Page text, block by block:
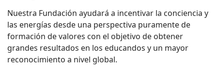
Nuestra Fundación ayudará a incentivar la conciencia y
las energías desde una perspectiva puramente de
formación de valores con el objetivo de obtener
grandes resultados en los educandos y un mayor
reconocimiento a nivel global.